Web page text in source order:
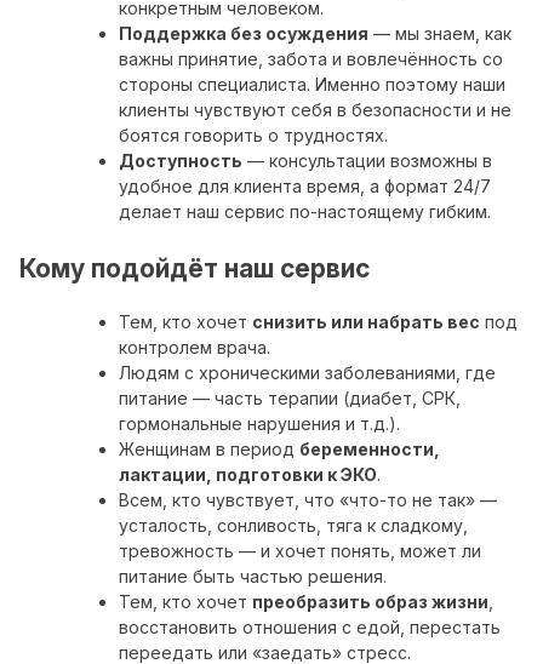
конкретным человеком.
Поддержка без осуждения — мы знаем, как
важны принятие, забота и вовлечённость со
стороны специалиста. Именно поэтому наши
клиенты чувствуют себя в безопасности и не
боятся говорить о трудностях.
Доступность — консультации возможны в
удобное для клиента время, а формат 24/7
делает наш сервис по-настоящему гибким.
Кому подойдёт наш сервис
Тем, кто хочет снизить или набрать вес под
контролем врача.
Людям с хроническими заболеваниями, где
питание — часть терапии (диабет, СРК,
гормональные нарушения и т.д.).
Женщинам в период беременности,
лактации, подготовки к ЭКО.
Всем, кто чувствует, что «что-то не так» —
усталость, сонливость, тяга к сладкому,
тревожность — и хочет понять, может ли
питание быть частью решения.
Тем, кто хочет преобразить образ жизни
восстановить отношения с едой, перестать
переедать или «заедать» стресс.